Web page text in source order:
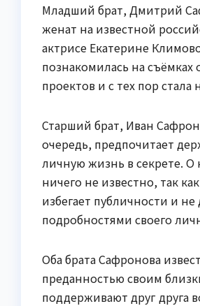
Младший брат, Дмитрий
женат на известной
актрисе Екатерине
познакомилась на съёмках
проектов и с тех пор стала
Старший брат, Иван
очередь, предпочитает
личную жизнь в секрете. О
ничего не известно, так
избегает публичности и не
подробностями своего
Оба брата Сафронова
преданностью своим
поддерживают друг друга